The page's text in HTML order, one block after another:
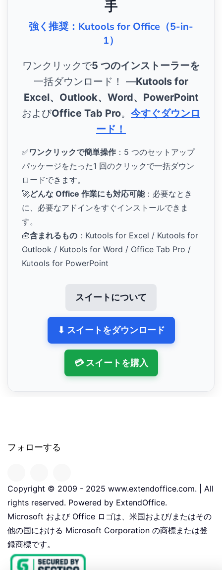
手
強く推奨：Kutools for Office（5-in-
1）
ワンクリックで5 つのインストーラーを
一括ダウンロード！ ―Kutools for
Excel、Outlook、Word、PowerPoint
およびOffice Tab Pro。 今すぐダウンロ
ード！
✅ワンクリックで簡単操作 ：5 つのセットアップ
パッケージをたった1 回のクリックで一括ダウン
ロードできます。
🚀どんな Office 作業にも対応可能：必要なとき
に、必要なアドインをすぐインストールできま
す。
🧰含まれるもの ：Kutools for Excel / Kutools for
Outlook / Kutools for Word / Office Tab Pro /
Kutools for PowerPoint
スイートについて
⬇ スイートをダウンロード
💳 スイートを購入
フォローする
Copyright © 2009 - 2025 www.extendoffice.com. | All
rights reserved. Powered by ExtendOffice.
Microsoft および Office ロゴは、米国および/またはその
他の国における Microsoft Corporation の商標または登
録商標です。